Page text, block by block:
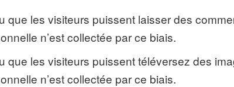
que les visiteurs puissent laisser des
n’est collectée par ce biais.
que les visiteurs puissent téléversez des
n’est collectée par ce biais.